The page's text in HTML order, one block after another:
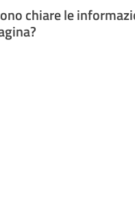
chiare le